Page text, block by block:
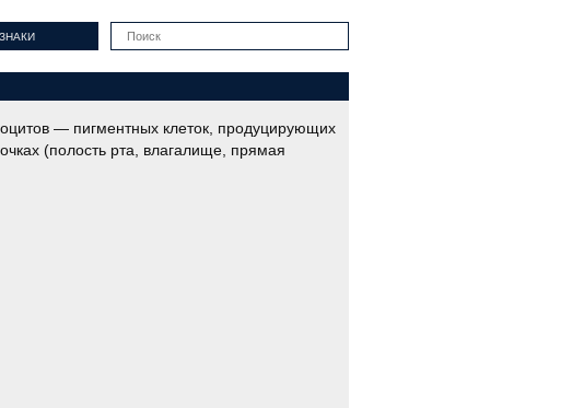
— пигментных клеток, продуцирующих
(полость рта, влагалище, прямая